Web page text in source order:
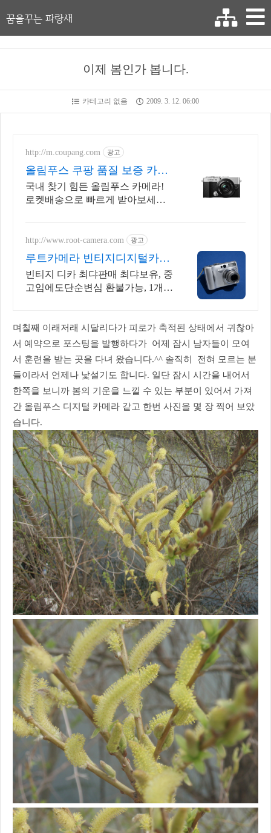
꿈을꾸는 파랑새
이제 봄인가 봅니다.
카테고리 없음 2009. 3. 12. 06:00
http://m.coupang.com 광고
올림푸스 쿠팡 품질 보증 카메
라
국내 찾기 힘든 올림푸스 카메라!
로켓배송으로 빠르게 받아보세요.
http://www.root-camera.com 광고
루트카메라 빈티지디지털카메
라 빈티지 디카 디지털카메라
빈티지 디카 최댜판매 최댜보유, 중
고임에도단순변심 환불가능, 1개월
며칠째 이래저래 시달리다가 피로가 축적된 상태에서 귀찮아
서 예약으로 포스팅을 발행하다가 어제 잠시 남자들이 모여
서 훈련을 받는 곳을 다녀 왔습니다.^^ 솔직히 전혀 모르는 분
들이라서 언제나 낯설기도 합니다. 일단 잠시 시간을 내어서
한쪽을 보니까 봄의 기운을 느낄 수 있는 부분이 있어서 가져
간 올림푸스 디지털 카메라 같고 한번 사진을 몇 장 찍어 보았
습니다.